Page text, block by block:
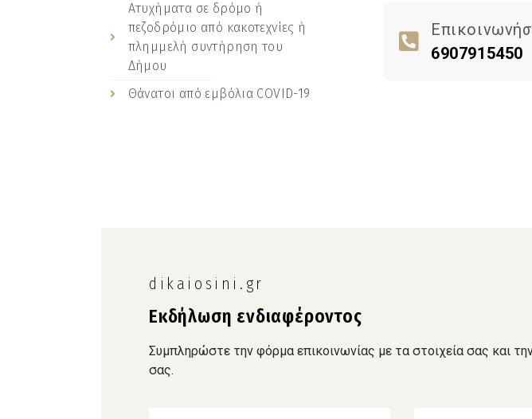
Ατυχήματα σε δρόμο ή
πεζοδρόμιο από κακοτεχνίες ή
πλημμελή συντήρηση του
Δήμου
Θάνατοι από εμβόλια COVID-19
6907915450
dikaiosini.gr
Εκδήλωση ενδιαφέροντος
Συμπληρώστε την φόρμα επικοινωνίας με τα στοιχεία σας και
σας.